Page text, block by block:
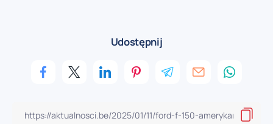
Udostępnij